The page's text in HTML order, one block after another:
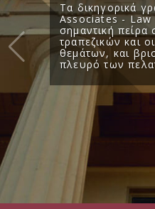
Τα δικηγορικά
Associates - Law
σημαντική πείρα
τραπεζικών και
θεμάτων, και
πλευρό των